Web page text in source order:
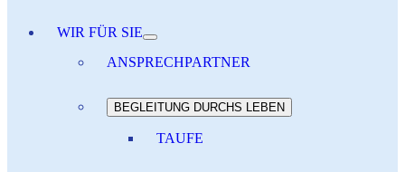
WIR FÜR SIE
ANSPRECHPARTNER
BEGLEITUNG DURCHS LEBEN
TAUFE